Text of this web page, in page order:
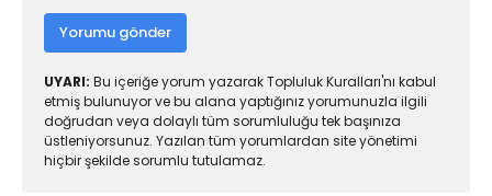
Yorumu gönder
UYARI: Bu içeriğe yorum yazarak Topluluk Kuralları'nı kabul
etmiş bulunuyor ve bu alana yaptığınız yorumunuzla ilgili
doğrudan veya dolaylı tüm sorumluluğu tek başınıza
üstleniyorsunuz. Yazılan tüm yorumlardan site yönetimi
hiçbir şekilde sorumlu tutulamaz.